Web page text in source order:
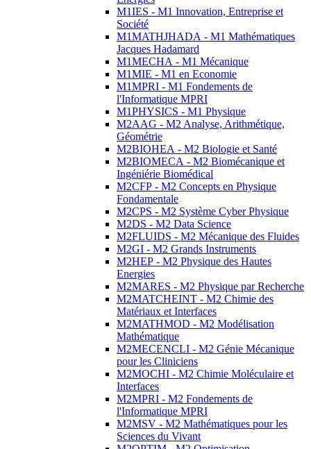
M1IES - M1 Innovation, Entreprise et
Société
M1MATHJHADA - M1 Mathématiques
Jacques Hadamard
M1MECHA - M1 Mécanique
M1MIE - M1 en Economie
M1MPRI - M1 Fondements de
l'Informatique MPRI
M1PHYSICS - M1 Physique
M2AAG - M2 Analyse, Arithmétique,
Géométrie
M2BIOHEA - M2 Biologie et Santé
M2BIOMECA - M2 Biomécanique et
Ingéniérie Biomédical
M2CFP - M2 Concepts en Physique
Fondamentale
M2CPS - M2 Système Cyber Physique
M2DS - M2 Data Science
M2FLUIDS - M2 Mécanique des Fluides
M2GI - M2 Grands Instruments
M2HEP - M2 Physique des Hautes
Energies
M2MARES - M2 Physique par Recherche
M2MATCHEINT - M2 Chimie des
Matériaux et Interfaces
M2MATHMOD - M2 Modélisation
Mathématique
M2MECENCLI - M2 Génie Mécanique
pour les Cliniciens
M2MOCHI - M2 Chimie Moléculaire et
Interfaces
M2MPRI - M2 Fondements de
l'Informatique MPRI
M2MSV - M2 Mathématiques pour les
Sciences du Vivant